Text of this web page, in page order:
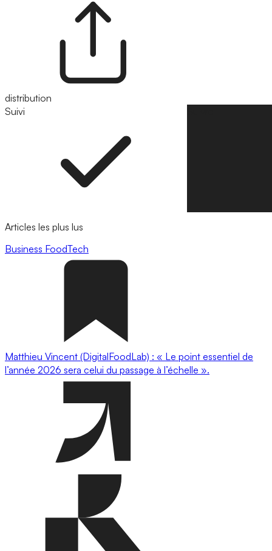
distribution
Suivi
Articles les plus lus
Business FoodTech
Matthieu Vincent (DigitalFoodLab) : « Le point essentiel de
l’année 2026 sera celui du passage à l’échelle ».